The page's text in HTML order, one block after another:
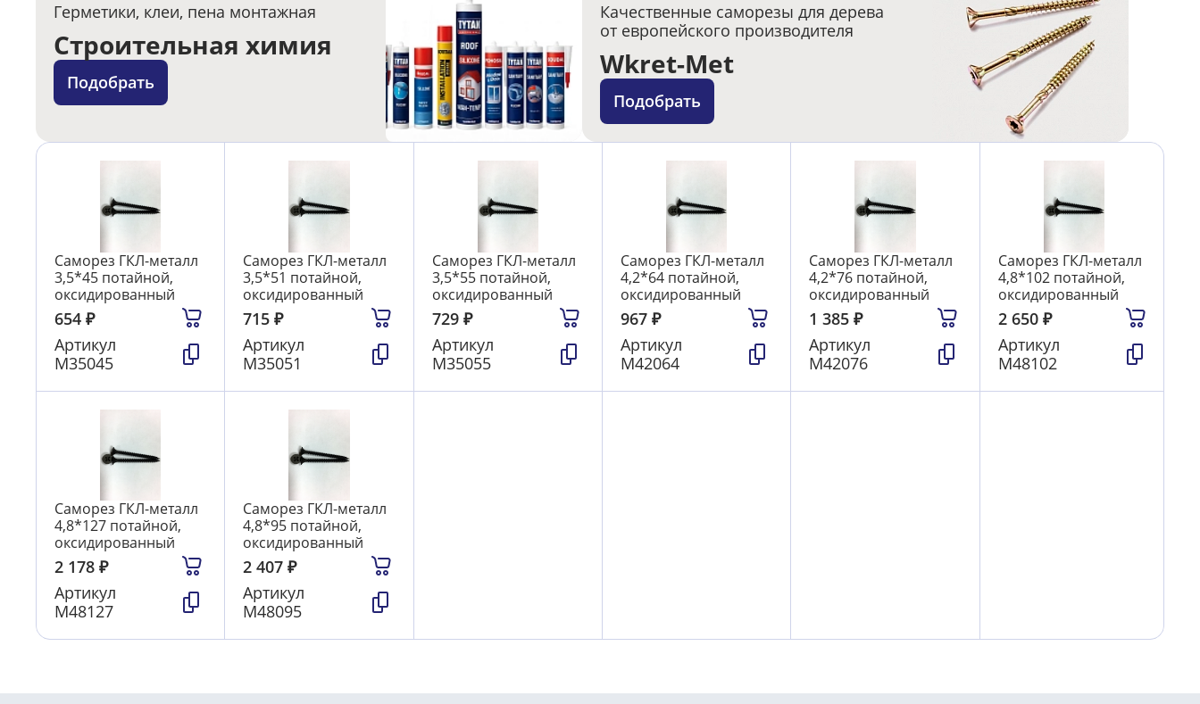
Герметики, клеи, пена монтажная
Строительная химия
Подобрать
Качественные саморезы для дерева
от европейского производителя
Wkret-Met
Подобрать
Саморез ГКЛ-металл
3,5*45 потайной,
оксидированный
654 ₽
Артикул
М35045
Саморез ГКЛ-металл
3,5*51 потайной,
оксидированный
715₽
Артикул
М35051
Саморез ГКЛ-металл
3,5*55 потайной,
оксидированный
729 ₽
Артикул
М35055
Саморез ГКЛ-металл
4,2*64 потайной,
оксидированный
967 ₽
Артикул
М42064
Саморез ГКЛ-металл
4,2*76 потайной,
оксидированный
1 385₽
Артикул
М42076
Саморез ГКЛ-металл
4,8*102 потайной,
оксидированный
2 650 ₽
Артикул
М48102
Саморез ГКЛ-металл
4,8*127 потайной,
оксидированный
2 178 ₽
Артикул
М48127
Саморез ГКЛ-металл
4,8*95 потайной,
оксидированный
2 407₽
Артикул
М48095